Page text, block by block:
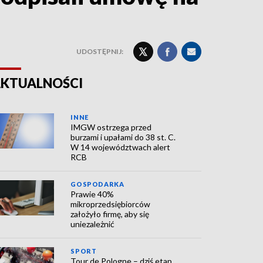
UDOSTĘPNIJ:
INNE
IMGW ostrzega przed
burzami i upałami do 38 st. C.
W 14 województwach alert
RCB
GOSPODARKA
Prawie 40%
mikroprzedsiębiorców
założyło firmę, aby się
uniezależnić
SPORT
Tour de Pologne – dziś etap